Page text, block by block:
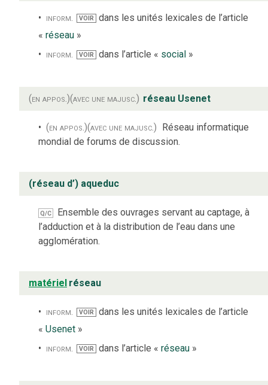
inform. VOIR
dans les unités lexicales de l’article
« réseau »
inform.
VOIR dans l’article « social»
(en appos.)(avec une majusc.) réseau Usenet
(en appos.)(avec une majusc.) Réseau informatique
mondial de forums de discussion.
(réseau d’) aqueduc
Q/C
Ensemble des ouvrages servant au captage, à
l’adduction et à la distribution de l’eau dans une
agglomération.
matériel réseau
inform. VOIR dans les unités lexicales de l’article
« Usenet »
inform.
VOIR dans l’article « réseau»